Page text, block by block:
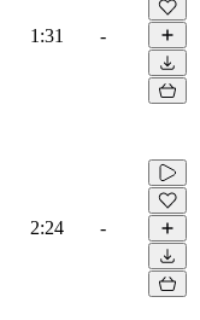
1:31 -
2:24 -